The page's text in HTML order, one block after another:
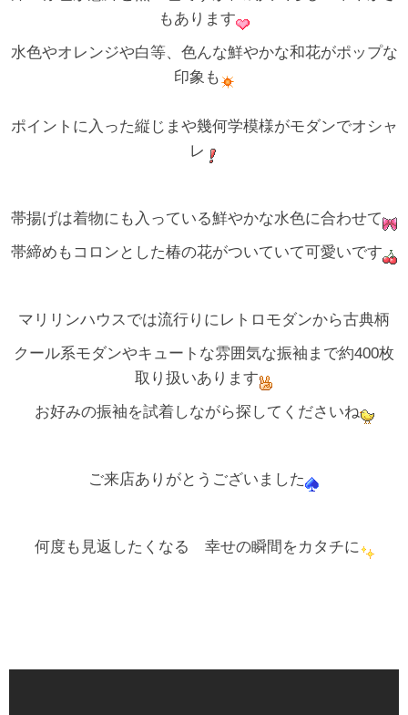
もあります
水色やオレンジや白等、色んな鮮やかな和花がポップな
印象も
ポイントに入った縦じまや幾何学模様がモダンでオシャ
レ
帯揚げは着物にも入っている鮮やかな水色に合わせて
帯締めもコロンとした椿の花がついていて可愛いです
マリリンハウスでは流行りにレトロモダンから古典柄
クール系モダンやキュートな雰囲気な振袖まで約400枚
取り扱いあります
お好みの振袖を試着しながら探してくださいね
ご来店ありがとうございました
何度も見返したくなる 幸せの瞬間をカタチに